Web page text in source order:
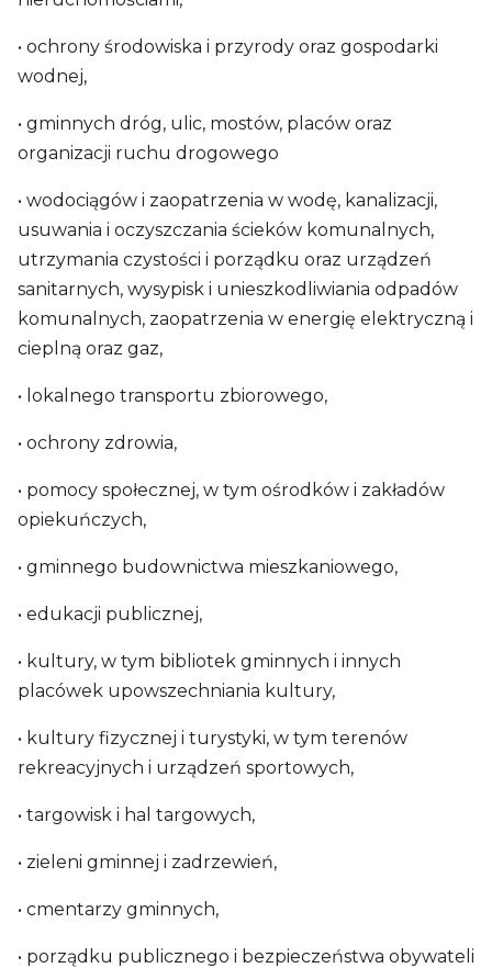
• ochrony środowiska i przyrody oraz gospodarki
wodnej,
• gminnych dróg, ulic, mostów, placów oraz
organizacji ruchu drogowego
• wodociągów i zaopatrzenia w wodę, kanalizacji,
usuwania i oczyszczania ścieków komunalnych,
utrzymania czystości i porządku oraz urządzeń
sanitarnych, wysypisk i unieszkodliwiania odpadów
komunalnych, zaopatrzenia w energię elektryczną i
cieplną oraz gaz,
• lokalnego transportu zbiorowego,
• ochrony zdrowia,
• pomocy społecznej, w tym ośrodków i zakładów
opiekuńczych,
• gminnego budownictwa mieszkaniowego,
• edukacji publicznej,
• kultury, w tym bibliotek gminnych i innych
placówek upowszechniania kultury,
• kultury fizycznej i turystyki, w tym terenów
rekreacyjnych i urządzeń sportowych,
• targowisk i hal targowych,
• zieleni gminnej i zadrzewień,
• cmentarzy gminnych,
• porządku publicznego i bezpieczeństwa obywateli